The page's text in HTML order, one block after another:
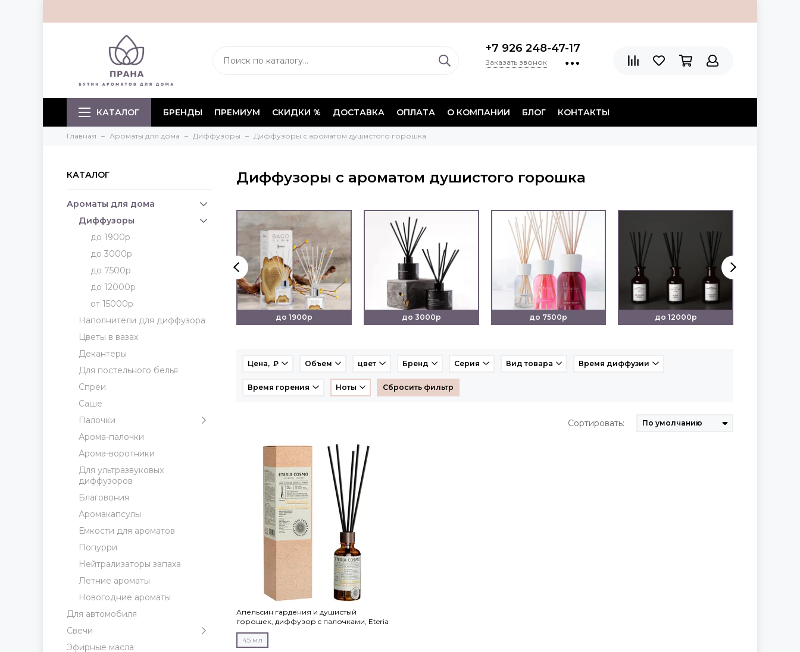
+7 926 248-47-17
Заказать звонок
КАТАЛОГ БРЕНДЫ ПРЕМИУМ СКИДКИ % ДОСТАВКА ОПЛАТА О КОМПАНИИ БЛОГ КОНТАКТЫ
Главная Ароматы для дома Диффузоры Диффузоры с ароматом душистого горошка
КАТАЛОГ
Ароматы для дома
Диффузоры
до 1900р
до 3000р
до 7500р
до 12000р
от 15000р
Наполнители для диффузора
Цветы в вазах
Декантеры
Для постельного белья
Спреи
Саше
Палочки
Арома-палочки
Арома-воротники
Для ультразвуковых
диффузоров
Благовония
Аромакапсулы
Емкости для ароматов
Попурри
Нейтрализаторы запаха
Летние ароматы
Новогодние ароматы
Для автомобиля
Свечи
Эфирные масла
Диффузоры с ароматом душистого горошка
от 15000р до 1900р до 3000р до 7500р до 12000р
Цена, ₽ Объем цвет Бренд Серия Вид товара Время диффузии
Время горения Ноты Сбросить фильтр
Сортировать:
Апельсин гардения и душистый
горошек, диффузор c палочками, Eteria
cosmo
45 мл